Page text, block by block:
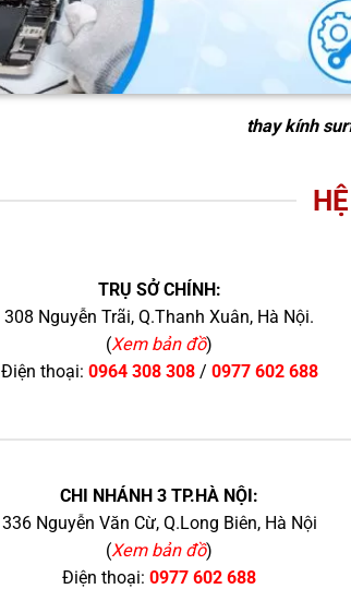
thay kính
TRỤ SỞ CHÍNH:
308 Nguyễn Trãi, Q.Thanh Xuân, Hà Nội.
(Xem bản đồ)
Điện thoại: 0964 308 308/ 0977 602 688
CHI NHÁNH 3 TP.HÀ NỘI:
336 Nguyễn Văn Cừ, Q.Long Biên, Hà Nội
(Xem bản đồ)
Điện thoại: 0977 602 688